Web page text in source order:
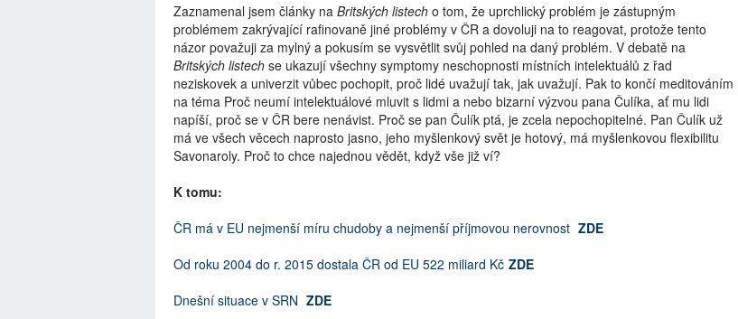
Zaznamenal jsem články na Britských listech o tom, že uprchlický problém je zástupným
problémem zakrývající rafinovaně jiné problémy v ČR a dovoluji na to reagovat, protože tento
názor považuji za mylný a pokusím se vysvětlit svůj pohled na daný problém. V debatě na
Britských listech se ukazují všechny symptomy neschopnosti místních intelektuálů z řad
neziskovek a univerzit vůbec pochopit, proč lidé uvažují tak, jak uvažují. Pak to končí meditováním
na téma Proč neumí intelektuálové mluvit s lidmi a nebo bizarní výzvou pana Čulíka, ať mu lidi
napíší, proč se v ČR bere nenávist. Proč se pan Čulík ptá, je zcela nepochopitelné. Pan Čulík už
má ve všech věcech naprosto jasno, jeho myšlenkový svět je hotový, má myšlenkovou flexibilitu
Savonaroly. Proč to chce najednou vědět, když vše již ví?
K tomu:
ČR má v EU nejmenší míru chudoby a nejmenší příjmovou nerovnost ZDE
Od roku 2004 do r. 2015 dostala ČR od EU 522 miliard Kč ZDE
Dnešní situace v SRN ZDE